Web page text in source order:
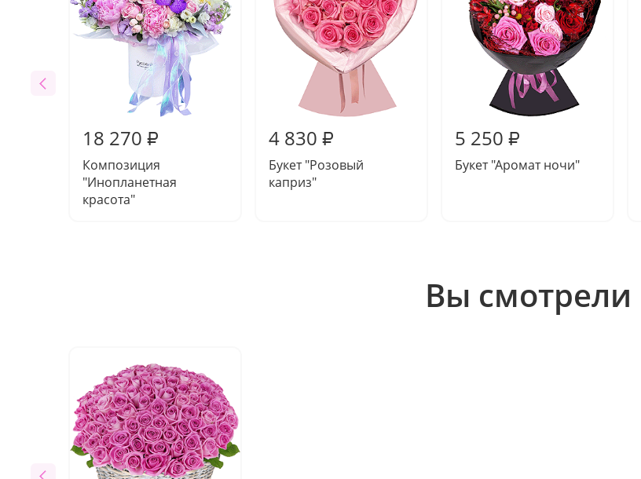
18 270 ₽
Композиция
"Инопланетная
красота"
4 830 ₽
Букет "Розовый
каприз"
5 250 ₽
Букет "Аромат ночи"
Вы смотрели